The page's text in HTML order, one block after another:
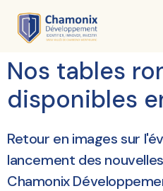
Nos tables
disponibles
Retour en images sur
lancement des
Chamonix